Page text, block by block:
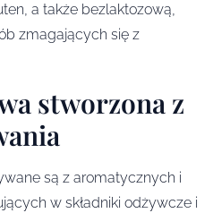
a także bezlaktozową,
zmagających się z
stworzona z
są z aromatycznych i
w składniki odżywcze i